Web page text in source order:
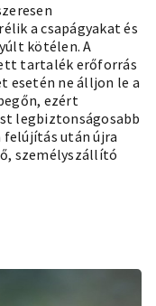
a csapágyakat és
kötélen. A
tartalék erőforrás
esetén ne álljon le a
ezért
legbiztonságosabb
felújítás után újra
személyszállító